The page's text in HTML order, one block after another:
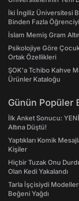
İki İngiliz Üniversitesi
Binden Fazla
İslam Memiş Gram
Psikolojiye Göre
Ortak Özellikleri
ŞOK'a Tchibo Kahve
Ürünler Kataloğu
Günün Popüler
İlk Anket Sonucu:
Altına Düştü!
Yaptıkları Komik
Kişiler
Hiçbir Tuzak Onu
Olan Kedi Yakalandı
Tarla İşçisiydi
Beğeni Yağdı